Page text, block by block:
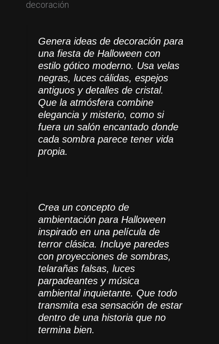
Genera ideas de decoración para
una fiesta de Halloween con
estilo gótico moderno. Usa velas
negras, luces cálidas, espejos
antiguos y detalles de cristal.
Que la atmósfera combine
elegancia y misterio, como si
fuera un salón encantado donde
cada sombra parece tener vida
propia.
Crea un concepto de
ambientación para Halloween
inspirado en una película de
terror clásica. Incluye paredes
con proyecciones de sombras,
telarañas falsas, luces
parpadeantes y música
ambiental inquietante. Que todo
transmita esa sensación de estar
dentro de una historia que no
termina bien.